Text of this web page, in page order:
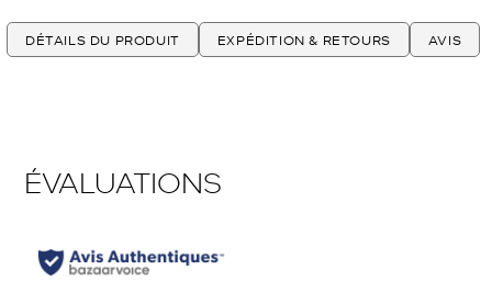
DÉTAILS DU PRODUIT EXPÉDITION & RETOURS AVIS